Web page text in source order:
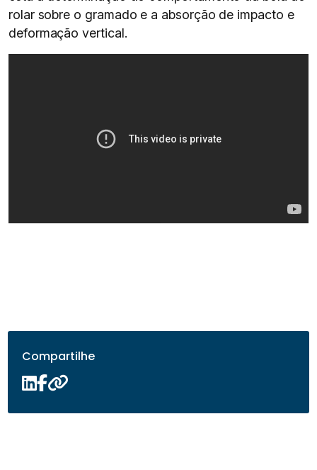
rolar sobre o gramado e a absorção de impacto e
deformação vertical.
Compartilhe